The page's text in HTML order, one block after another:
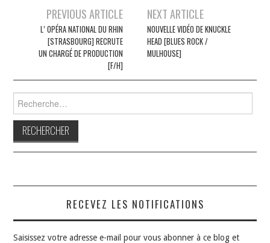
Navigation
articles
PREVIOUS ARTICLE
L’ OPÉRA NATIONAL DU RHIN
[STRASBOURG] RECRUTE
UN CHARGÉ DE PRODUCTION
[F/H]
NEXT ARTICLE
NOUVELLE VIDÉO DE KNUCKLE
HEAD [BLUES ROCK /
MULHOUSE]
RECEVEZ LES NOTIFICATIONS
Saisissez votre adresse e-mail pour vous abonner à ce blog et